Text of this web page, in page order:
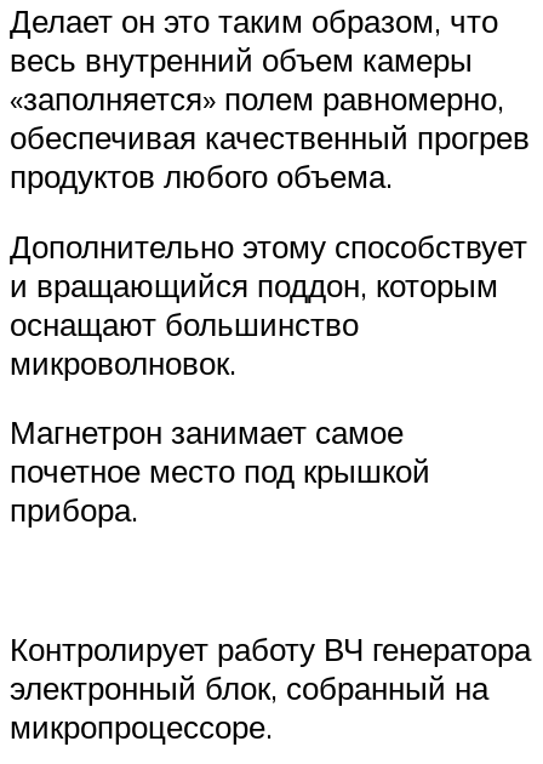
Делает он это таким образом, что
весь внутренний объем камеры
«заполняется» полем равномерно,
обеспечивая качественный прогрев
продуктов любого объема.
Дополнительно этому способствует
и вращающийся поддон, которым
оснащают большинство
микроволновок.
Магнетрон занимает самое
почетное место под крышкой
прибора.
Контролирует работу ВЧ генератора
электронный блок, собранный на
микропроцессоре.